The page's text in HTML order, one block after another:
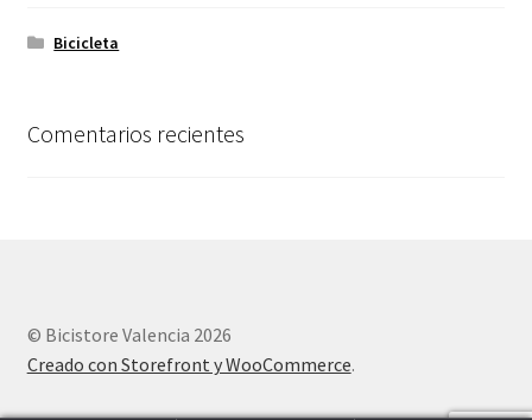
Bicicleta
Comentarios recientes
© Bicistore Valencia 2026
Creado con Storefront y WooCommerce.